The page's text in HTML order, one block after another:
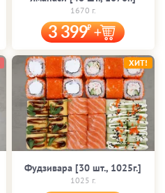
1670 г.
3 399
Фудзивара [30 шт., 1025г.]
1025 г.
ХИТ!